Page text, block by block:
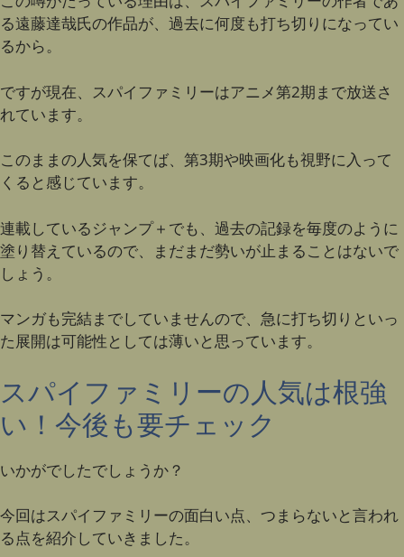
る遠藤達哉氏の作品が、過去に何度も打ち切りになってい
るから。
ですが現在、スパイファミリーはアニメ第2期まで放送さ
れています。
このままの人気を保てば、第3期や映画化も視野に入って
くると感じています。
連載しているジャンプ＋でも、過去の記録を毎度のように
塗り替えているので、まだまだ勢いが止まることはないで
しょう。
マンガも完結までしていませんので、急に打ち切りといっ
た展開は可能性としては薄いと思っています。
スパイファミリーの人気は根強
い！今後も要チェック
いかがでしたでしょうか？
今回はスパイファミリーの面白い点、つまらないと言われ
る点を紹介していきました。